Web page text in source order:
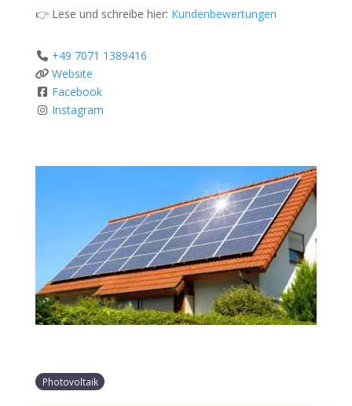
👉 Lese und schreibe hier: Kundenbewertungen
+49 7071 1389416
Website
Facebook
Instagram
Photovoltaik